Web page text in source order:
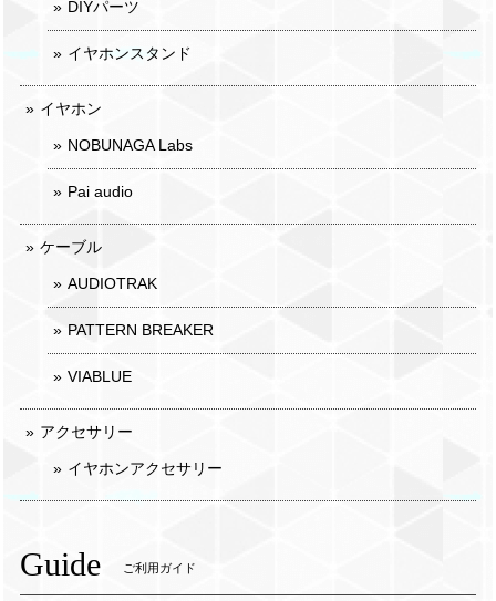
DIYパーツ
イヤホンスタンド
イヤホン
NOBUNAGA Labs
Pai audio
ケーブル
AUDIOTRAK
PATTERN BREAKER
VIABLUE
アクセサリー
イヤホンアクセサリー
Guide ご利用ガイド